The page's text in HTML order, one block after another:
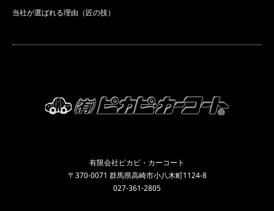
当社が選ばれる理由（匠の技）
有限会社ピカピ・カーコート
〒370-0071 群馬県高崎市小八木町1124-8
027-361-2805